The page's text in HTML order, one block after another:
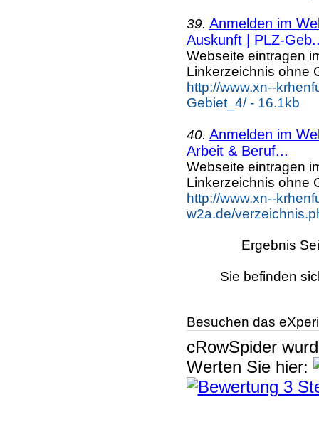
39. Anmelden im
Auskunft | PLZ-
Webseite eintragen
Linkerzeichnis ohne
http://www.xn--
Gebiet_4/ - 16.1kb
40. Anmelden im
Arbeit & Beruf...
Webseite eintragen
Linkerzeichnis ohne
http://www.xn--
w2a.de/
Ergebnis
Sie befinden
Besuchen das
cRowSpider
Werten Sie hier: